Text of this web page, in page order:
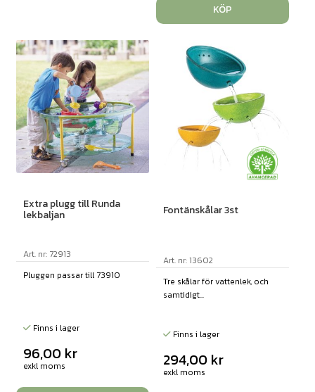
KÖP
Extra plugg till Runda
lekbaljan
Art. nr: 72913
Pluggen passar till 73910
Finns i lager
96,00 kr
exkl moms
Fontänskålar 3st
Art. nr: 13602
Tre skålar för vattenlek, och
samtidigt...
Finns i lager
294,00 kr
exkl moms